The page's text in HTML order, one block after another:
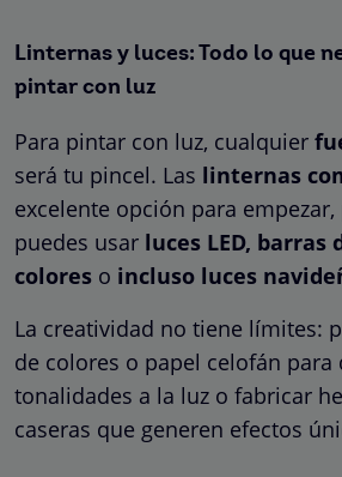
Linternas y luces: Todo lo que
pintar con luz
Para pintar con luz, cualquier
será tu pincel. Las linternas
excelente opción para
puedes usar luces LED, barras
colores o incluso luces
La creatividad no tiene límites:
de colores o papel celofán para
tonalidades a la luz o fabricar
caseras que generen efectos